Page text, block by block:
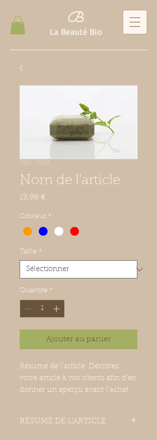
B
La Beauté Bio
SKU : 0005
Nom de l'article
19,99 €Prix
Couleur *
Taille *
Quantité *
Ajouter au panier
Résumé de l'article. Décrivez
votre article à vos clients afin d'en
donner un aperçu avant l'achat.
RÉSUMÉ DE L'ARTICLE